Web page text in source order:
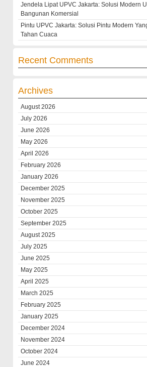
Jendela Lipat UPVC Jakarta: Solusi Modern
Bangunan Komersial
Pintu UPVC Jakarta: Solusi Pintu Modern
Tahan Cuaca
Recent Comments
Archives
August 2026
July 2026
June 2026
May 2026
April 2026
February 2026
January 2026
December 2025
November 2025
October 2025
September 2025
August 2025
July 2025
June 2025
May 2025
April 2025
March 2025
February 2025
January 2025
December 2024
November 2024
October 2024
June 2024